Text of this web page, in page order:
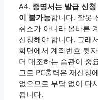
A4. 증명서는 발급 신
이 불가능합니다. 잘못
취소가 아니라 올바른
신청해야 합니다. 그래
화면에서 계좌번호 뒷
더 대조하는 습관이 중
고로 PC출력은 재신청
없으므로 부담 없이 다
됩니다.